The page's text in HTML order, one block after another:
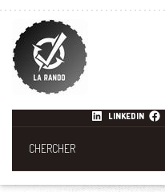
LINKEDIN